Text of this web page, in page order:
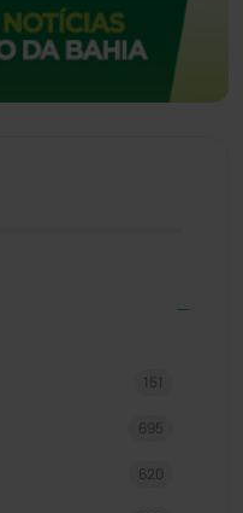
151
695
620